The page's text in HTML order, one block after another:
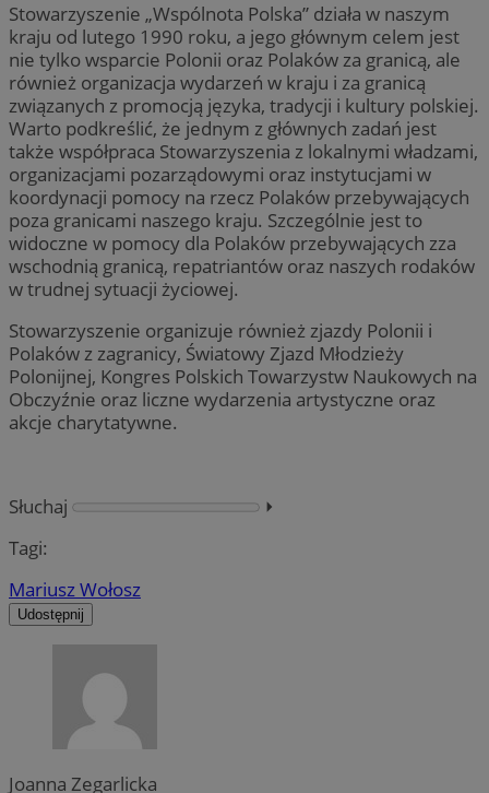
Stowarzyszenie „Wspólnota Polska” działa w naszym
kraju od lutego 1990 roku, a jego głównym celem jest
nie tylko wsparcie Polonii oraz Polaków za granicą, ale
również organizacja wydarzeń w kraju i za granicą
związanych z promocją języka, tradycji i kultury polskiej.
Warto podkreślić, że jednym z głównych zadań jest
także współpraca Stowarzyszenia z lokalnymi władzami,
organizacjami pozarządowymi oraz instytucjami w
koordynacji pomocy na rzecz Polaków przebywających
poza granicami naszego kraju. Szczególnie jest to
widoczne w pomocy dla Polaków przebywających zza
wschodnią granicą, repatriantów oraz naszych rodaków
w trudnej sytuacji życiowej.
Stowarzyszenie organizuje również zjazdy Polonii i
Polaków z zagranicy, Światowy Zjazd Młodzieży
Polonijnej, Kongres Polskich Towarzystw Naukowych na
Obczyźnie oraz liczne wydarzenia artystyczne oraz
akcje charytatywne.
Słuchaj
⏵︎
Tagi:
Mariusz Wołosz
Udostępnij
Joanna Zegarlicka